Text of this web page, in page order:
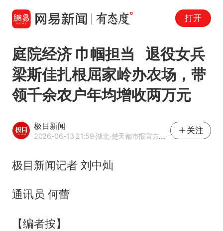
打开
庭院经济 巾帼担当 退役女兵
梁斯佳扎根屈家岭办农场，带
领千余农户年均增收两万元
极目新闻
2026-06-13 21:59·湖北·楚天都市报官方网易号
关注
极目新闻记者 刘中灿
通讯员 何蕾
【编者按】